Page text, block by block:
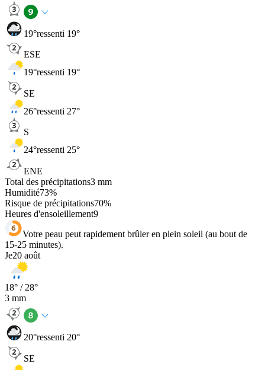
19°ressenti 19°
ESE
19°ressenti 19°
SE
26°ressenti 27°
S
24°ressenti 25°
ENE
Total des précipitations3 mm
Humidité73%
Risque de précipitations70%
Heures d'ensoleillement9
Votre peau peut rapidement brûler en plein soleil (au bout de
15-25 minutes).
Je20 août
18° / 28°
3 mm
20°ressenti 20°
SE